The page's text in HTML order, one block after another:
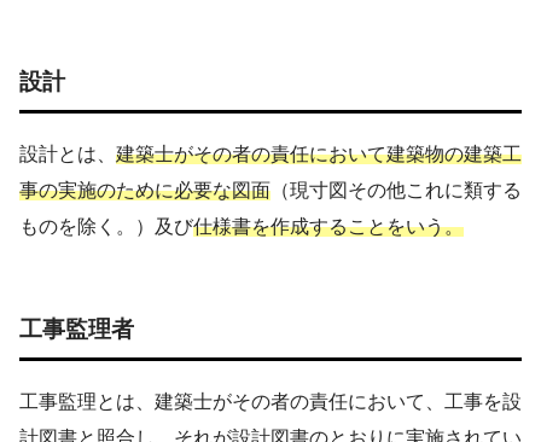
設計
設計とは、 建築士がその者の責任において建築物の建築工
事の実施のために必要な図面 （現寸図その他これに類する
ものを除く。）及び仕様書を作成することをいう。
工事監理者
工事監理とは、建築士がその者の責任において、工事を設